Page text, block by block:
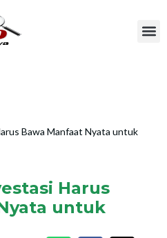
Bawa Manfaat Nyata untuk
Harus
untuk